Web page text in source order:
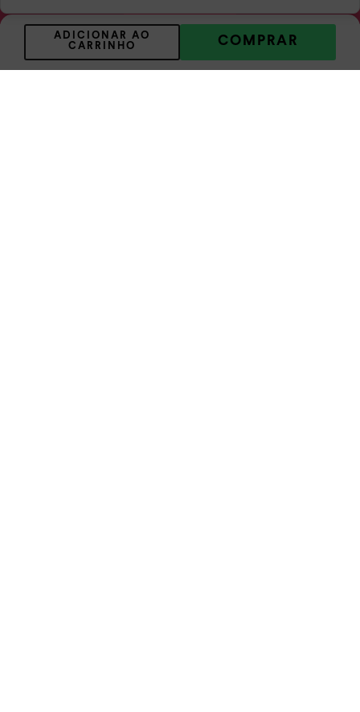
ADICIONAR AO
CARRINHO
COMPRAR
ASSINAR